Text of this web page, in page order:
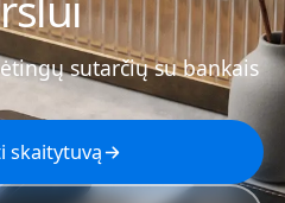
sutarčių su bankais
skaitytuvą